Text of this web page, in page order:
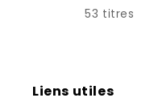
53 titres
Liens utiles